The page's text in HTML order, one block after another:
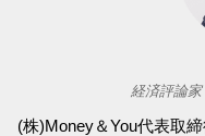
経済評論家
(株)Money＆You代表取